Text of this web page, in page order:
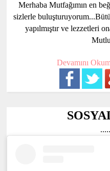
Merhaba Mutfağımın en
sizlerle
yapılmıştır ve lezzetleri
Devamını